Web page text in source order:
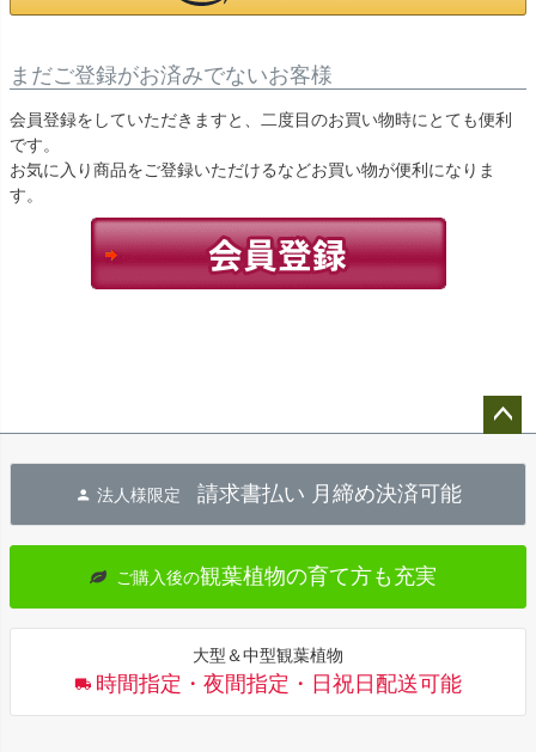
まだご登録がお済みでないお客様
会員登録をしていただきますと、二度目のお買い物時にとても便利
です。
お気に入り商品をご登録いただけるなどお買い物が便利になりま
す。
へ
法人様限定 請求書払い 月締め決済可能
ご購入後の観葉植物の育て方も充実
大型＆中型観葉植物
時間指定・夜間指定・日祝日配送可能